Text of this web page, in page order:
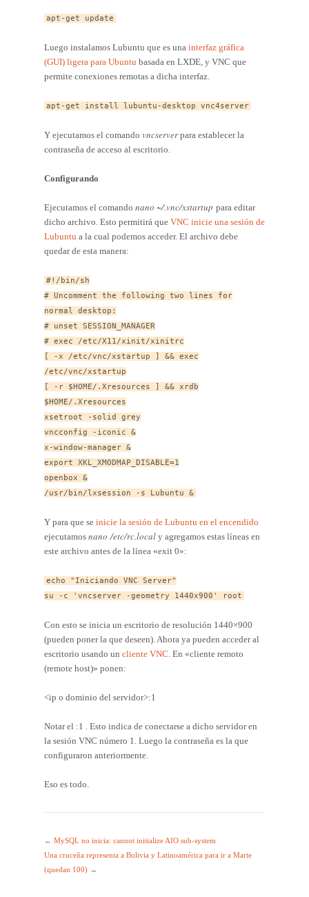
apt-get update
Luego instalamos Lubuntu que es una interfaz gráfica
(GUI) ligera para Ubuntu basada en LXDE, y VNC que
permite conexiones remotas a dicha interfaz.
apt-get install lubuntu-desktop vnc4server
Y ejecutamos el comando vncserverpara establecer la
contraseña de acceso al escritorio.
Configurando
Ejecutamos el comando nano ~/.vnc/xstartup para editar
dicho archivo. Esto permitirá que VNC inicie una sesión de
Lubuntu a la cual podemos acceder. El archivo debe
quedar de esta manera:
#!/bin/sh
# Uncomment the following two lines for
normal desktop:
# unset SESSION_MANAGER
# exec /etc/X11/xinit/xinitrc
[ -x /etc/vnc/xstartup ] && exec
/etc/vnc/xstartup
[ -r $HOME/.Xresources ] && xrdb
$HOME/.Xresources
xsetroot -solid grey
vncconfig -iconic &
x-window-manager &
export XKL_XMODMAP_DISABLE=1
openbox &
/usr/bin/lxsession -s Lubuntu &
Y para que se inicie la sesión de Lubuntu en el encendido
ejecutamos nano /etc/rc.local y agregamos estas líneas en
este archivo antes de la línea «exit 0»:
echo "Iniciando VNC Server"
su -c 'vncserver -geometry 1440x900' root
Con esto se inicia un escritorio de resolución 1440×900
(pueden poner la que deseen). Ahora ya pueden acceder al
escritorio usando un cliente VNC. En «cliente remoto
(remote host)» ponen:
<ip o dominio del servidor>:1
Notar el :1 . Esto indica de conectarse a dicho servidor en
la sesión VNC número 1. Luego la contraseña es la que
configuraron anteriormente.
Eso es todo.
← MySQL no inicia: cannot initialize AIO sub-system
Una cruceña representa a Bolivia y Latinoamérica para ir a Marte
(quedan 100) →